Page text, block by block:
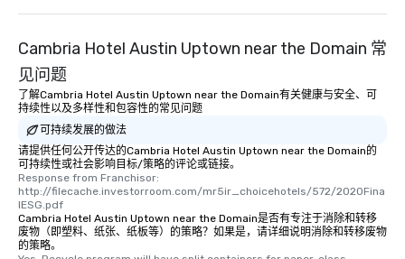
Cambria Hotel Austin Uptown near the Domain 常
见问题
了解Cambria Hotel Austin Uptown near the Domain有关健康与安全、可
持续性以及多样性和包容性的常见问题
可持续发展的做法
请提供任何公开传达的Cambria Hotel Austin Uptown near the Domain的
可持续性或社会影响目标/策略的评论或链接。
Response from Franchisor:
http://filecache.investorroom.com/mr5ir_choicehotels/572/2020Fina
lESG.pdf
Cambria Hotel Austin Uptown near the Domain是否有专注于消除和转移
废物（即塑料、纸张、纸板等）的策略？如果是，请详细说明消除和转移废物
的策略。